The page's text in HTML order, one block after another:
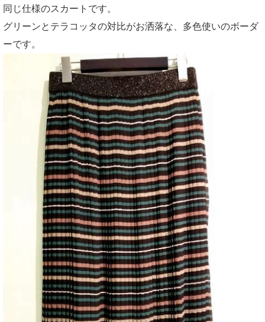
同じ仕様のスカートです。
グリーンとテラコッタの対比がお洒落な、多色使いのボーダ
ーです。